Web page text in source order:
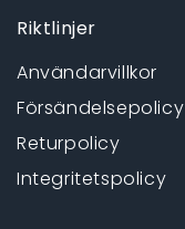
Riktlinjer
Användarvillkor
Försändelsepolicy
Returpolicy
Integritetspolicy